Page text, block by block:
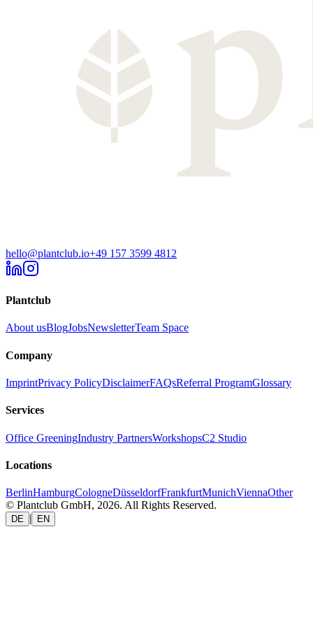
hello@plantclub.io+49 157 3599 4812
Plantclub
About usBlogJobsNewsletterTeam Space
Company
ImprintPrivacy PolicyDisclaimerFAQsReferral ProgramGlossary
Services
Office GreeningIndustry PartnersWorkshopsC2 Studio
Locations
BerlinHamburgCologneDüsseldorfFrankfurtMunichViennaOther
© Plantclub GmbH, 2026. All Rights Reserved.
DE | EN